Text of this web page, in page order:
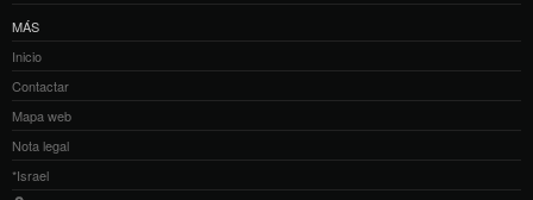
MÁS
Inicio
Contactar
Mapa web
Nota legal
*Israel